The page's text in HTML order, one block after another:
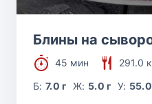
Блины на
45 мин
291.0
Б:7.0 г Ж: 5.0 г У: 55.0